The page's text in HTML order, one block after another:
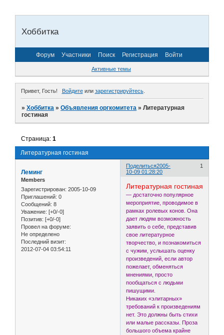
Хоббитка
Форум Участники Поиск Регистрация Войти
Активные темы
Привет, Гость! Войдитеили зарегистрируйтесь.
»Хоббитка »Объявления оргкомитета »Литературная
гостиная
Литературная гостиная
Страница:1
Поделиться 1
2005-
10-09 01:28:20
Леминг
Members
Зарегистрирован: 2005-10-09
Приглашений: 0
Сообщений: 8
Уважение: [+0/-0]
Позитив: [+0/-0]
Провел на форуме:
Не определено
Последний визит:
2012-07-04 03:54:11
Литературная гостиная
— достаточно популярное
мероприятие, проводимое в
рамках ролевых конов. Она
дает людям возможность
заявить о себе, представив
свое литературное
творчество, и познакомиться
с чужим, услышать оценку
произведений, если автор
пожелает, обменяться
мнениями, просто
пообщаться с людьми
пишущими.
Никаких «элитарных»
требований к произведениям
нет. Это должны быть стихи
или малые рассказы. Проза
большого объема крайне